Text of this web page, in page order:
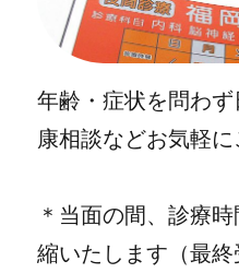
年齢・症状を問わ
康相談などお気軽
＊当面の間、診療
縮いたします（最